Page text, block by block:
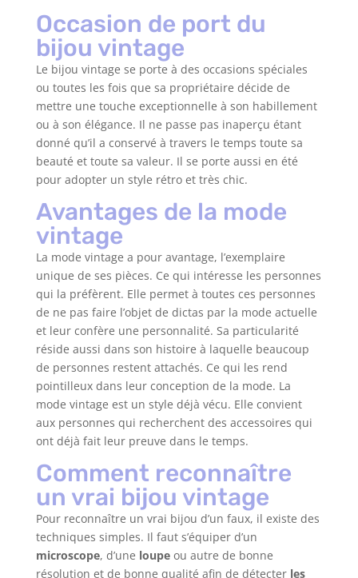
Occasion de port du
bijou vintage
Le bijou vintage se porte à des occasions spéciales
ou toutes les fois que sa propriétaire décide de
mettre une touche exceptionnelle à son habillement
ou à son élégance. Il ne passe pas inaperçu étant
donné qu’il a conservé à travers le temps toute sa
beauté et toute sa valeur. Il se porte aussi en été
pour adopter un style rétro et très chic.
Avantages de la mode
vintage
La mode vintage a pour avantage, l’exemplaire
unique de ses pièces. Ce qui intéresse les personnes
qui la préfèrent. Elle permet à toutes ces personnes
de ne pas faire l’objet de dictas par la mode actuelle
et leur confère une personnalité. Sa particularité
réside aussi dans son histoire à laquelle beaucoup
de personnes restent attachés. Ce qui les rend
pointilleux dans leur conception de la mode. La
mode vintage est un style déjà vécu. Elle convient
aux personnes qui recherchent des accessoires qui
ont déjà fait leur preuve dans le temps.
Comment reconnaître
un vrai bijou vintage
Pour reconnaître un vrai bijou d’un faux, il existe des
techniques simples. Il faut s’équiper d’un
microscope, d’une loupeou autre de bonne
résolution et de bonne qualité afin de détecter les